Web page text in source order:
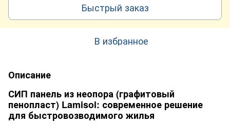
Быстрый заказ
В избранное
Описание
СИП панель из неопора (графитовый
пенопласт) Lamisol: современное решение
для быстровозводимого жилья